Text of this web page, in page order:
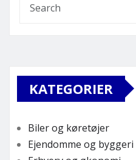
KATEGORIER
Biler og køretøjer
Ejendomme og byggeri